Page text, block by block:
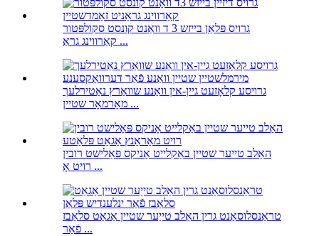
גרויס פּלאַן בייזש 3 ד וואַנט קונסט סקולפּטור
קאַרווינג גראַ ...
גרויסע קלאָזעט גיין-אין וואַנע שוואַרץ נאַטירלעך
מאַרמאָר שטיין ...
האַלב טייער שטיין באַקלייט אָניקס פּאַלישט רובין
רויט אָ ...
טראַנסלוסאַנט גרין האַלב טייַער שטיין אַגאַט סלאַבז
פֿאַר ...